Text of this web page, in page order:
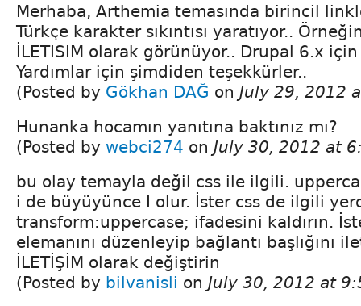
Merhaba, Arthemia temasında birincil
Türkçe karakter sıkıntısı yaratıyor..
İLETISIM olarak görünüyor.. Drupal 6.x
Yardımlar için şimdiden teşekkürler..
(Posted by Gökhan DAĞ on July 29, 2012
Hunanka hocamın yanıtına baktınız mı?
(Posted by webci274 on July 30, 2012 at
bu olay temayla değil css ile ilgili.
i de büyüyünce I olur. İster css de ilgili
transform:uppercase; ifadesini kaldırın.
elemanını düzenleyip bağlantı başlığını
İLETİŞİM olarak değiştirin
(Posted by bilvanisli on July 30, 2012 at